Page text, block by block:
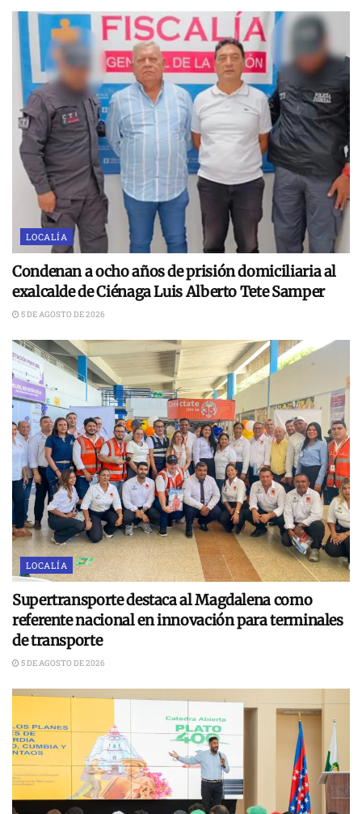
LOCALÍA
Condenan a ocho años de prisión domiciliaria al
exalcalde de Ciénaga Luis Alberto Tete Samper
5 DE AGOSTO DE 2026
LOCALÍA
Supertransporte destaca al Magdalena como
referente nacional en innovación para terminales
de transporte
5 DE AGOSTO DE 2026